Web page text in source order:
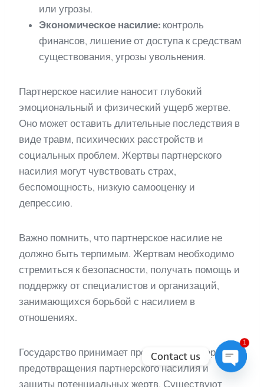
или угрозы.
Экономическое насилие: контроль
финансов, лишение от доступа к средствам
существования, угрозы увольнения.
Партнерское насилие наносит глубокий
эмоциональный и физический ущерб жертве.
Оно может оставить длительные последствия в
виде травм, психических расстройств и
социальных проблем. Жертвы партнерского
насилия могут чувствовать страх,
беспомощность, низкую самооценку и
депрессию.
Важно помнить, что партнерское насилие не
должно быть терпимым. Жертвам необходимо
стремиться к безопасности, получать помощь и
поддержку от специалистов и организаций,
занимающихся борьбой с насилием в
отношениях.
Государство принимает превентивные меры для
предотвращения партнерского насилия и
защиты потенциальных жертв. Существуют
Contact us
1